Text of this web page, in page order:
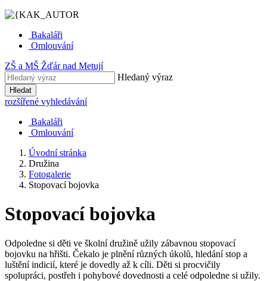
Bakaláři
Omlouvání
ZŠ a MŠ Žďár nad Metují
Hledaný výraz
Hledat
rozšířené vyhledávání
Bakaláři
Omlouvání
Úvodní stránka
Družina
Fotogalerie
Stopovací bojovka
Stopovací bojovka
Odpoledne si děti ve školní družině užily zábavnou stopovací
bojovku na hřišti. Čekalo je plnění různých úkolů, hledání stop a
luštění indicií, které je dovedly až k cíli. Děti si procvičily
spolupráci, postřeh i pohybové dovednosti a celé odpoledne si užily.